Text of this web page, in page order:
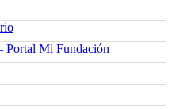
Portal Mi Fundación